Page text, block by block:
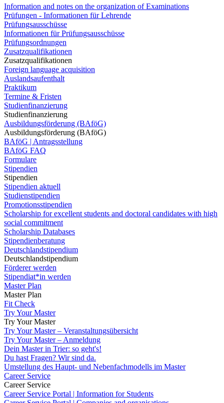
Information and notes on the organization of Examinations
Prüfungen - Informationen für Lehrende
Prüfungsausschüsse
Informationen für Prüfungsausschüsse
Prüfungsordnungen
Zusatzqualifikationen
Zusatzqualifikationen
Foreign language acquisition
Auslandsaufenthalt
Praktikum
Termine & Fristen
Studienfinanzierung
Studienfinanzierung
Ausbildungsförderung (BAföG)
Ausbildungsförderung (BAföG)
BAföG | Antragsstellung
BAföG FAQ
Formulare
Stipendien
Stipendien
Stipendien aktuell
Studienstipendien
Promotionsstipendien
Scholarship for excellent students and doctoral candidates with high
social commitment
Scholarship Databases
Stipendienberatung
Deutschlandstipendium
Deutschlandstipendium
Förderer werden
Stipendiat*in werden
Master Plan
Master Plan
Fit Check
Try Your Master
Try Your Master
Try Your Master – Veranstaltungsübersicht
Try Your Master – Anmeldung
Dein Master in Trier: so geht's!
Du hast Fragen? Wir sind da.
Umstellung des Haupt- und Nebenfachmodells im Master
Career Service
Career Service
Career Service Portal | Information for Students